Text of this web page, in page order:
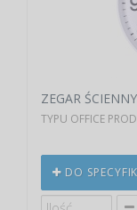
ZEGAR
TYPU OFFICE
DO
Klauzula
Lista